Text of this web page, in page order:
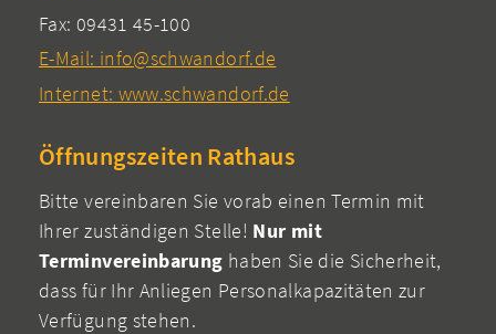
Fax: 09431 45-100
E-Mail: info@schwandorf.de
Internet: www.schwandorf.de
Öffnungszeiten Rathaus
Bitte vereinbaren Sie vorab einen Termin mit
Ihrer zuständigen Stelle! Nur mit
Terminvereinbarung haben Sie die Sicherheit,
dass für Ihr Anliegen Personalkapazitäten zur
Verfügung stehen.